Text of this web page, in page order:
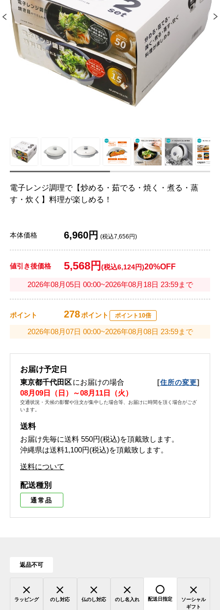
電子レンジ調理で【炒める・茹でる・焼く・煮る・蒸
す・炊く】料理が楽しめる！
本体価格 6,960円 (税込7,656円)
値引き後価格 5,568円 (税込6,124円)20%OFF
2026年08月05日 00:00~2026年08月18日 23:59まで
ポイント 278ポイント ポイント10倍
2026年08月07日 00:00~2026年08月08日 23:59まで
お届け予定日
東京都千代田区にお届けの場合 [住所の変更]
08月09日（日）～08月11日（火）
交通状況・天候の影響や注文が集中した場合等、お届けに時間を頂く場合がござ
います。
送料
お届け先毎に送料 550円(税込)を頂戴致します。
沖縄県は送料1,100円(税込)を頂戴致します。
送料について
配送種別
通常品
返品不可
ラッピング のし対応 仏のし対応 のし名入れ 配送日指定
ソーシャル
ギフト